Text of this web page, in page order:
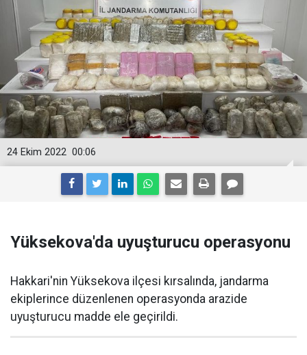
00:06
24 Ekim 2022
Yüksekova'da uyuşturucu operasyonu
Hakkari'nin Yüksekova ilçesi kırsalında, jandarma
ekiplerince düzenlenen operasyonda arazide
uyuşturucu madde ele geçirildi.